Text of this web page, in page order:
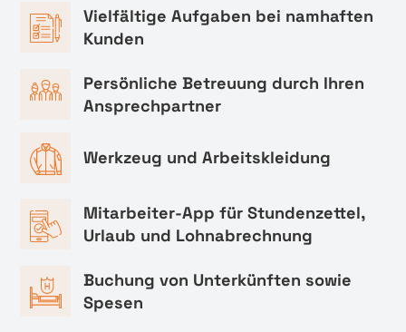
Vielfältige Aufgaben bei namhaften
Kunden
Persönliche Betreuung durch Ihren
Ansprechpartner
Werkzeug und Arbeitskleidung
Mitarbeiter-App für Stundenzettel,
Urlaub und Lohnabrechnung
Buchung von Unterkünften sowie
Spesen